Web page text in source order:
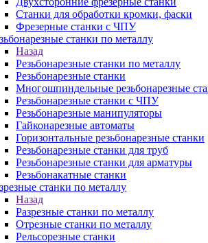
Станки для обработки кромки, фаски
Фрезерные станки с ЧПУ
станки по металлу
Назад
Резьбонарезные станки по металлу
Резьбонарезные станки
Многошпиндельные резьбонарезные
Резьбонарезные станки с ЧПУ
Резьбонарезные манипуляторы
Гайконарезные автоматы
Горизонтальные резьбонарезные станки
Резьбонарезные станки для труб
Резьбонарезные станки для арматуры
Резьбонакатные станки
станки по металлу
Назад
Разрезные станки по металлу
Отрезные станки по металлу
Рельсорезные станки